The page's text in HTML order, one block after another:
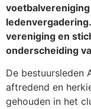
voetbalvereniging
vereniging en
onderscheiding
De bestuursleden
aftredend en
gehouden in het